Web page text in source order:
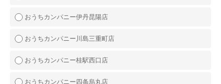
おうちカンパニー伊丹昆陽店
おうちカンパニー川島三重町店
おうちカンパニー桂駅西口店
おうちカンパニー四条烏丸店